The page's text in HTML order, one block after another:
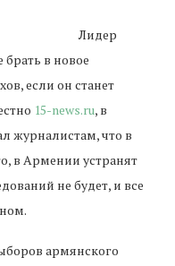
Лидер
в новое
если он станет
15-news.ru, в
журналистам, что в
в Армении устранят
не будет, и все
армянского